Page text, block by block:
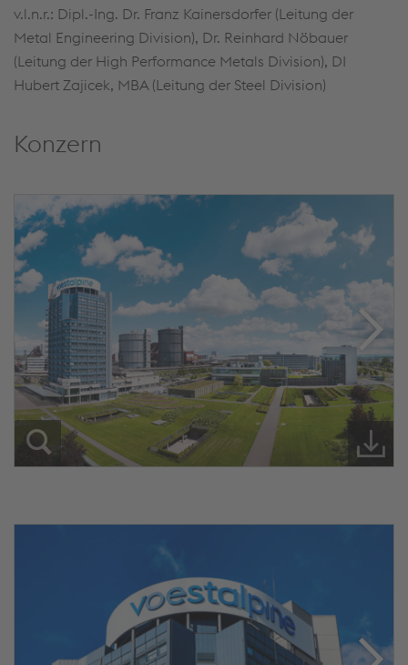
v.l.n.r.: Dipl.-Ing. Dr. Franz Kainersdorfer (Leitung der
Metal Engineering Division), Dr. Reinhard Nöbauer
(Leitung der High Performance Metals Division), DI
Hubert Zajicek, MBA (Leitung der Steel Division)
Konzern